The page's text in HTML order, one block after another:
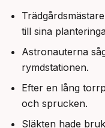
till sina
Astronauterna
rymdstationen.
Efter en lång
och sprucken.
Släkten hade